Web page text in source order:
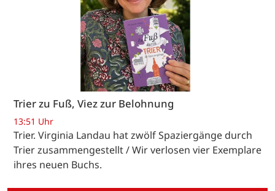
Trier zu Fuß, Viez zur Belohnung
13:51 Uhr
Trier. Virginia Landau hat zwölf Spaziergänge durch
Trier zusammengestellt / Wir verlosen vier Exemplare
ihres neuen Buchs.